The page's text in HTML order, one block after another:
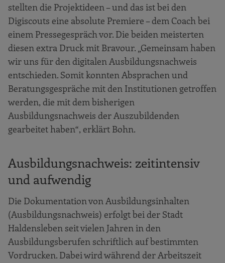
stellten die Projektideen – und das ist bei den
Digiscouts eine absolute Premiere – dem Coach bei
einem Pressegespräch vor. Die beiden meisterten
diesen extra Druck mit Bravour. „Gemeinsam haben
wir uns für den digitalen Ausbildungsnachweis
entschieden. Somit konnten Absprachen und
Beratungsgespräche mit den Institutionen getroffen
werden, die mit dem bisherigen
Ausbildungsnachweis der Auszubildenden
gearbeitet haben“, erklärt Bohn.
Ausbildungsnachweis: zeitintensiv
und aufwendig
Die Dokumentation von Ausbildungsinhalten
(Ausbildungsnachweis) erfolgt bei der Stadt
Haldensleben seit vielen Jahren in den
Ausbildungsberufen schriftlich auf bestimmten
Vordrucken. Dabei wird während der Arbeitszeit